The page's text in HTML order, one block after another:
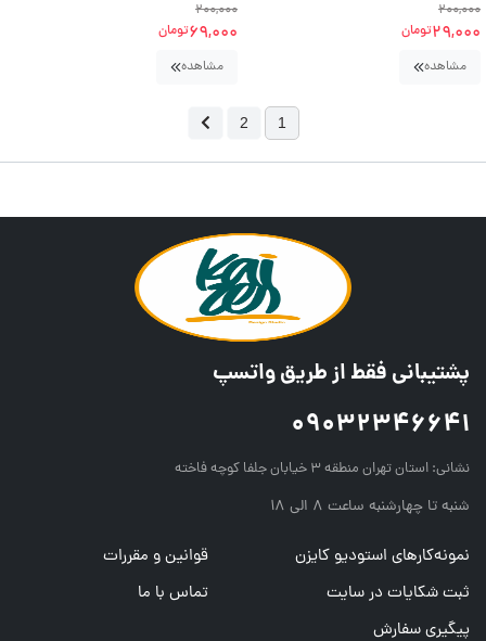
200,000
29,000تومان
مشاهده
200,000
69,000تومان
مشاهده
1
2
پشتیبانی فقط از طریق واتسپ
09032346641
نشانی: استان تهران منطقه ۳ خیابان جلفا کوچه فاخته
شنبه تا چهارشنبه ساعت ۸ الی ۱۸
نمونه‌کارهای استودیو کایزن
قوانین و مقررات
ثبت شکایات در سایت
تماس با ما
پیگیری سفارش